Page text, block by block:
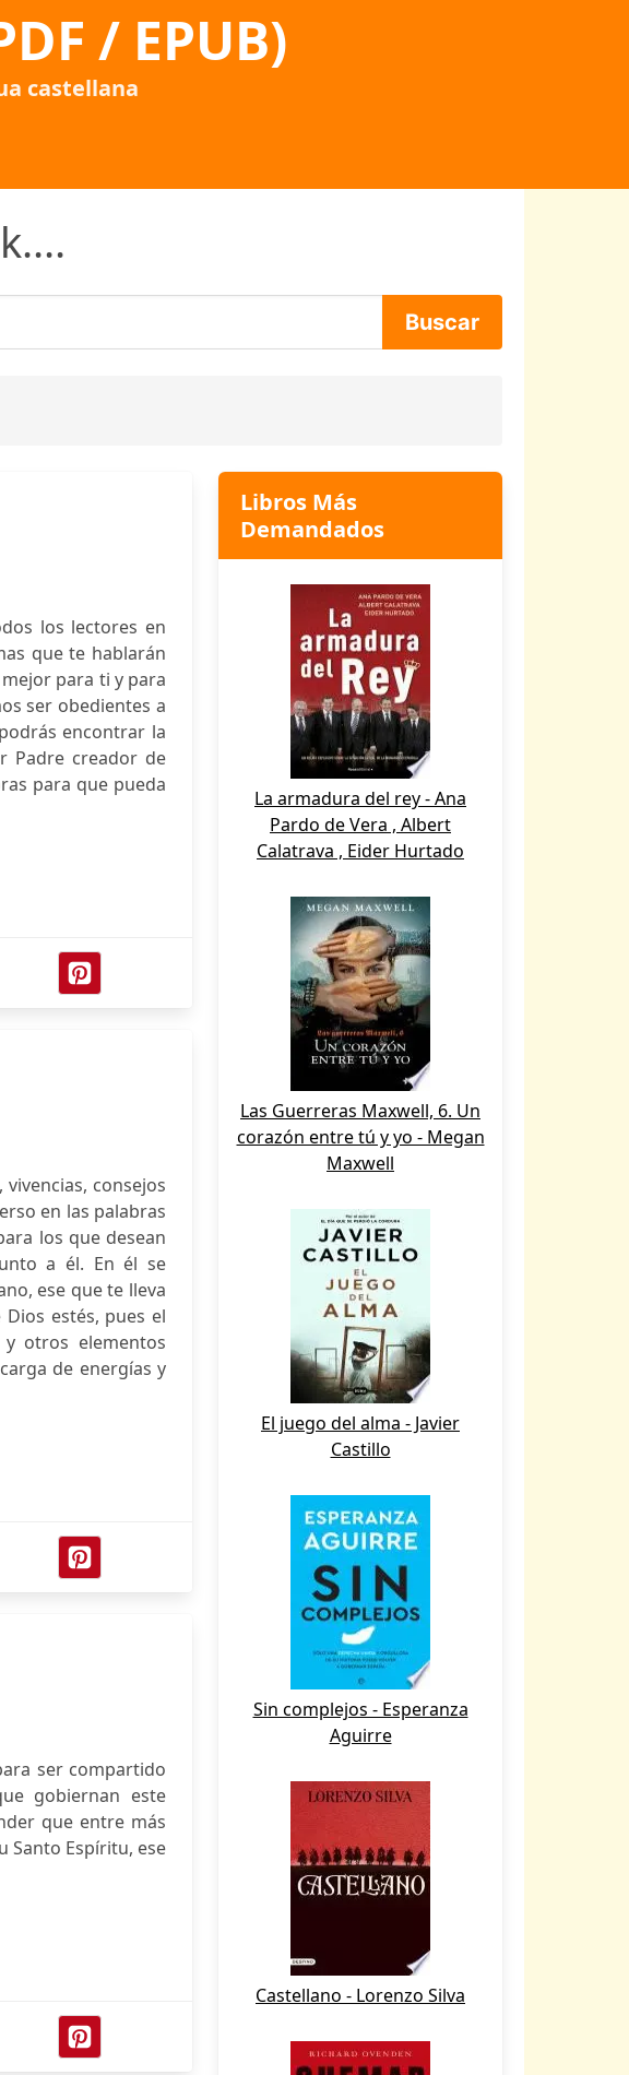
/ EPUB)
castellana
los lectores en
que te hablarán
para ti y para
ser obedientes a
encontrar la
Padre creador de
para que pueda
consejos
en las palabras
los que desean
a él. En él se
ese que te lleva
estés, pues el
otros elementos
de energías y
ser compartido
gobiernan este
que entre más
Santo Espíritu, ese
Libros Más
Demandados
La armadura del rey - Ana
Pardo de Vera , Albert
Calatrava , Eider Hurtado
Las Guerreras Maxwell, 6. Un
corazón entre tú y yo - Megan
Maxwell
El juego del alma - Javier
Castillo
Sin complejos - Esperanza
Aguirre
Castellano - Lorenzo Silva